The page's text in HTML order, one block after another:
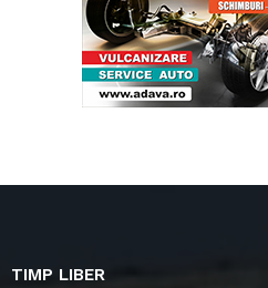
TIMP LIBER